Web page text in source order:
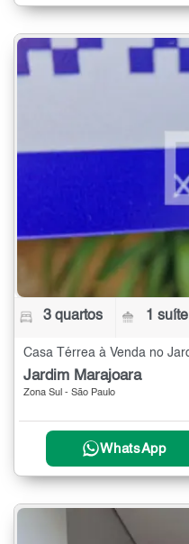
3 quartos 1 suíte
Jardim Marajoara
Zona Sul - São Paulo
WhatsApp